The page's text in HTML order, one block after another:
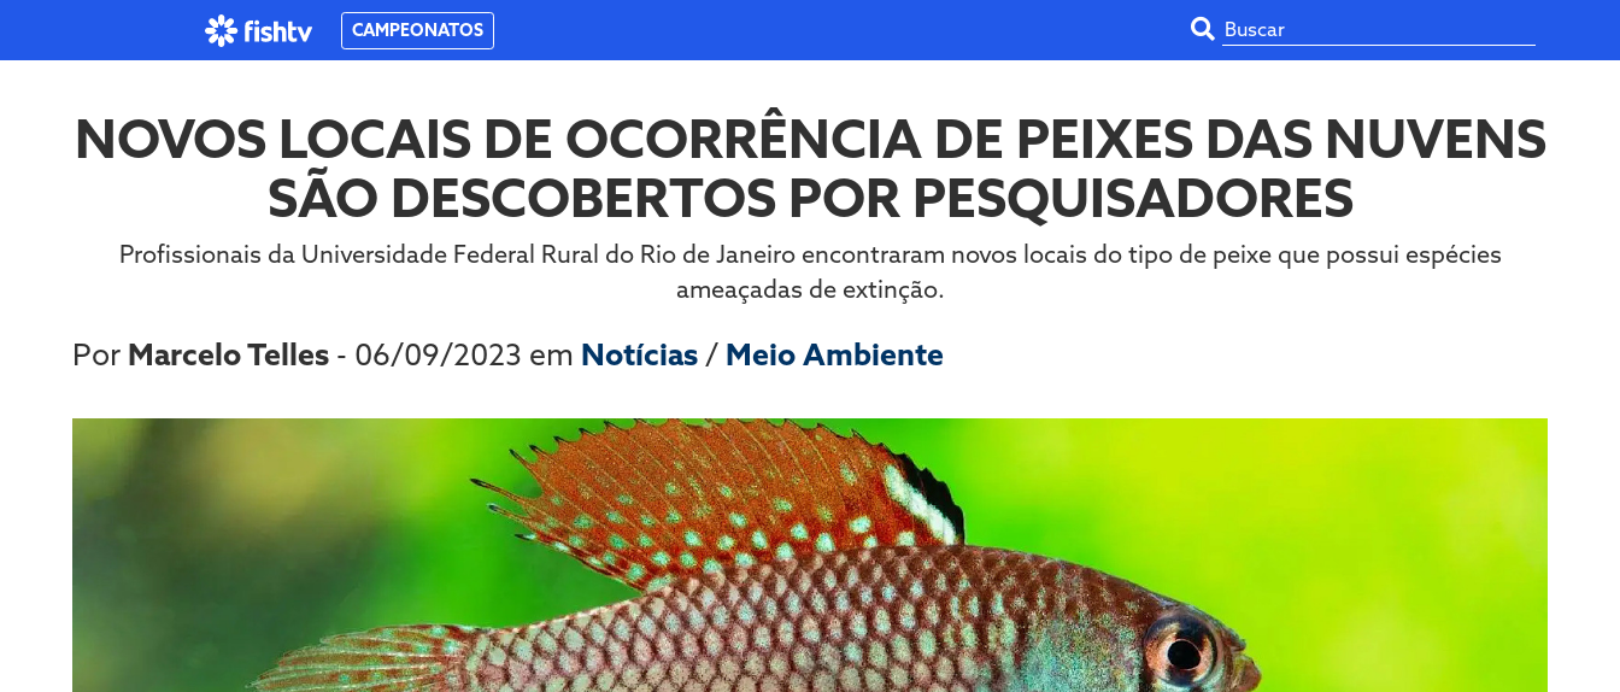
CAMPEONATOS
NOVOS LOCAIS DE OCORRÊNCIA DE PEIXES DAS NUVENS
SÃO DESCOBERTOS POR PESQUISADORES
Profissionais da Universidade Federal Rural do Rio de Janeiro encontraram novos locais do tipo de peixe que possui espécies
ameaçadas de extinção.
Por Marcelo Telles - 06/09/2023 em Notícias/ Meio Ambiente